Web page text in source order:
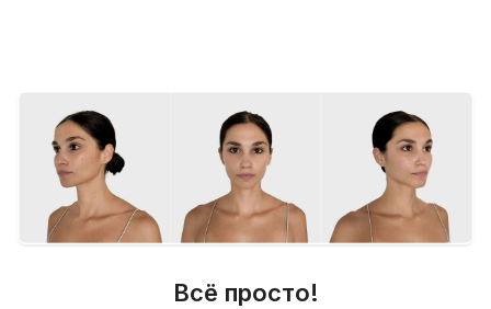
Всё просто!